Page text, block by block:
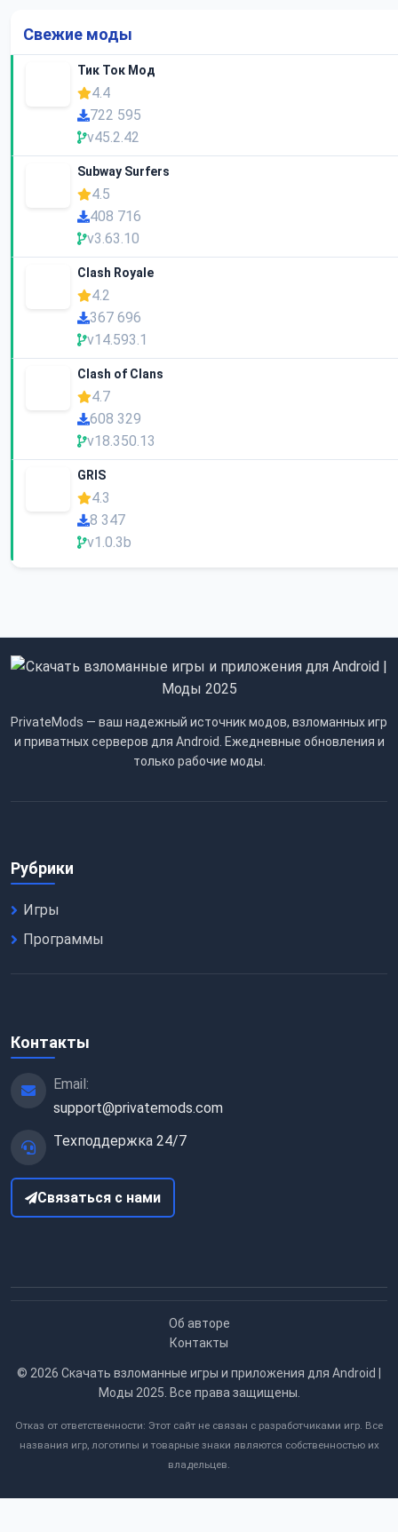
Свежие моды
Тик Ток Мод
4.4
722 595
v45.2.42
Subway Surfers
4.5
408 716
v3.63.10
Clash Royale
4.2
367 696
v14.593.1
Clash of Clans
4.7
608 329
v18.350.13
GRIS
4.3
8 347
v1.0.3b
PrivateMods — ваш надежный источник модов, взломанных игр
и приватных серверов для Android. Ежедневные обновления и
только рабочие моды.
Рубрики
Игры
Программы
Контакты
Email:
support@privatemods.com
Техподдержка 24/7
Связаться с нами
Об авторе
Контакты
© 2026 Скачать взломанные игры и приложения для Android |
Моды 2025. Все права защищены.
Отказ от ответственности: Этот сайт не связан с разработчиками игр. Все
названия игр, логотипы и товарные знаки являются собственностью их
владельцев.